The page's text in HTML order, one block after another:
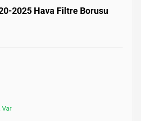
2025 Hava Filtre Borusu
Var